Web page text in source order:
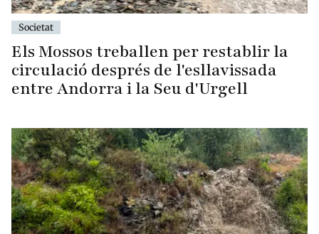
Societat
Els Mossos treballen per restablir la
circulació després de l'esllavissada
entre Andorra i la Seu d'Urgell